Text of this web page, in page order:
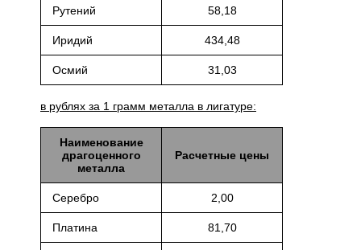
Рутений 58,18
Иридий 434,48
Осмий 31,03
в рублях за 1 грамм металла в лигатуре:
Наименование
драгоценного
металла
Расчетные цены
Серебро 2,00
Платина 81,70